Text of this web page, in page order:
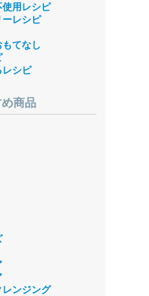
使用レシピ
ーレシピ
てなし
レシピ
商品
ンジング